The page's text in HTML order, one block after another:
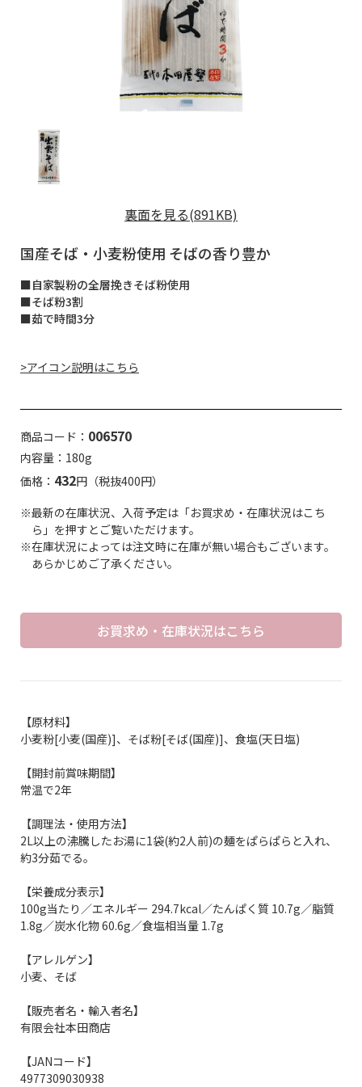
裏面を見る(891KB)
国産そば・小麦粉使用 そばの香り豊か
■自家製粉の全層挽きそば粉使用
■そば粉3割
■茹で時間3分
>アイコン説明はこちら
商品コード： 006570
内容量：180g
価格： 432円（税抜400円）
※最新の在庫状況、入荷予定は「お買求め・在庫状況はこち
ら」を押すとご覧いただけます。
※在庫状況によっては注文時に在庫が無い場合もございます。
あらかじめご了承ください。
お買求め・在庫状況はこちら
【原材料】
小麦粉[小麦(国産)]、そば粉[そば(国産)]、食塩(天日塩)
【開封前賞味期間】
常温で2年
【調理法・使用方法】
2L以上の沸騰したお湯に1袋(約2人前)の麺をぱらぱらと入れ、
約3分茹でる。
【栄養成分表示】
100g当たり／エネルギー 294.7kcal／たんぱく質 10.7g／脂質
1.8g／炭水化物 60.6g／食塩相当量 1.7g
【アレルゲン】
小麦、そば
【販売者名・輸入者名】
有限会社本田商店
【JANコード】
4977309030938